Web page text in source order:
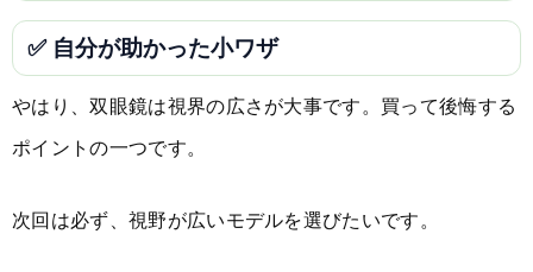
✅ 自分が助かった小ワザ
やはり、双眼鏡は視界の広さが大事です。買って後悔する
ポイントの一つです。
次回は必ず、視野が広いモデルを選びたいです。